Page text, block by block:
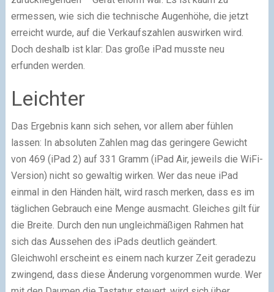
ermessen, wie sich die technische Augenhöhe, die jetzt
erreicht wurde, auf die Verkaufszahlen auswirken wird.
Doch deshalb ist klar: Das große iPad musste neu
erfunden werden.
Leichter
Das Ergebnis kann sich sehen, vor allem aber fühlen
lassen: In absoluten Zahlen mag das geringere Gewicht
von 469 (iPad 2) auf 331 Gramm (iPad Air, jeweils die WiFi-
Version) nicht so gewaltig wirken. Wer das neue iPad
einmal in den Händen hält, wird rasch merken, dass es im
täglichen Gebrauch eine Menge ausmacht. Gleiches gilt für
die Breite. Durch den nun ungleichmäßigen Rahmen hat
sich das Aussehen des iPads deutlich geändert.
Gleichwohl erscheint es einem nach kurzer Zeit geradezu
zwingend, dass diese Änderung vorgenommen wurde. Wer